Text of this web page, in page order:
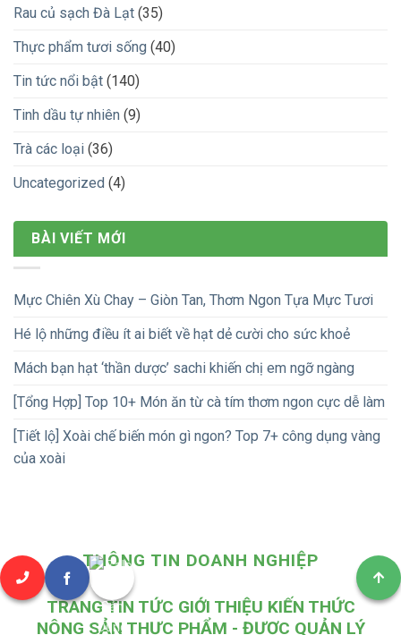
Rau củ sạch Đà Lạt (35)
Thực phẩm tươi sống (40)
Tin tức nổi bật (140)
Tinh dầu tự nhiên (9)
Trà các loại (36)
Uncategorized (4)
BÀI VIẾT MỚI
Mực Chiên Xù Chay – Giòn Tan, Thơm Ngon Tựa Mực Tươi
Hé lộ những điều ít ai biết về hạt dẻ cười cho sức khoẻ
Mách bạn hạt ‘thần dược’ sachi khiến chị em ngỡ ngàng
[Tổng Hợp] Top 10+ Món ăn từ cà tím thơm ngon cực dễ làm
[Tiết lộ] Xoài chế biến món gì ngon? Top 7+ công dụng vàng
của xoài
THÔNG TIN DOANH NGHIỆP
TRANG TIN TỨC GIỚI THIỆU KIẾN THỨC
NÔNG SẢN THỰC PHẨM - ĐƯỢC QUẢN LÝ